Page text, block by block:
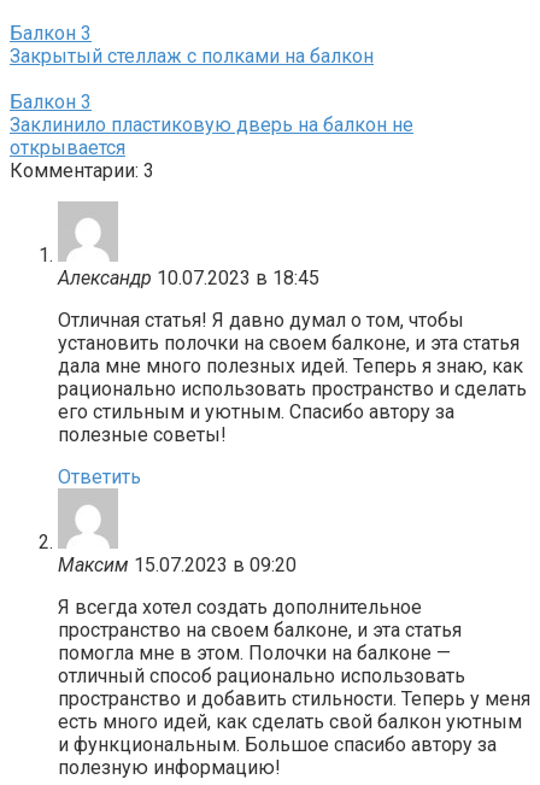
Балкон 3
Закрытый стеллаж с полками на балкон
Балкон 3
Заклинило пластиковую дверь на балкон не
открывается
Комментарии: 3
Александр 10.07.2023 в 18:45
Отличная статья! Я давно думал о том, чтобы
установить полочки на своем балконе, и эта статья
дала мне много полезных идей. Теперь я знаю, как
рационально использовать пространство и сделать
его стильным и уютным. Спасибо автору за
полезные советы!
Ответить
Максим 15.07.2023 в 09:20
Я всегда хотел создать дополнительное
пространство на своем балконе, и эта статья
помогла мне в этом. Полочки на балконе —
отличный способ рационально использовать
пространство и добавить стильности. Теперь у меня
есть много идей, как сделать свой балкон уютным
и функциональным. Большое спасибо автору за
полезную информацию!